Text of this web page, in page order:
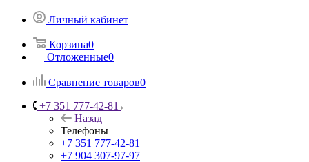
Личный кабинет
Корзина0
Отложенные0
Сравнение товаров0
+7 351 777-42-81
Назад
Телефоны
+7 351 777-42-81
+7 904 307-97-97